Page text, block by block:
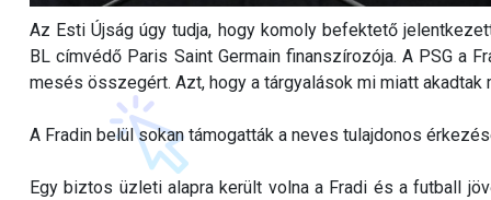
Az Esti Újság úgy tudja, hogy komoly befektető
BL címvédő Paris Saint Germain finanszírozója. A PSG a
mesés összegért. Azt, hogy a tárgyalások mi miatt akadtak
A Fradin belül sokan támogatták a neves tulajdonos
Egy biztos üzleti alapra került volna a Fradi és a futball